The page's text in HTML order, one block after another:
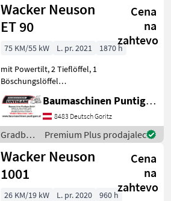
Wacker
Neuson
Wacker Neuson
ET 90
Cena
na
zahtevo
75 KM/55 kW L. pr. 2021
1870 h
mit Powertilt, 2 Tieflöffel, 1
Böschungslöffel
Baumaschinen Puntigam
GmbH Unser Spezialgebiet:
Ankauf - Verkauf -
Vermietung von Baumaschi
Baumaschinen Puntigam GmbH
8483 Deutsch Goritz
Gradbeni
stroji /
Wacker
Neuson
Premium Plus prodajalec
Wacker Neuson
1001
Cena
na
zahtevo
26 KM/19 kW L. pr. 2020
960 h